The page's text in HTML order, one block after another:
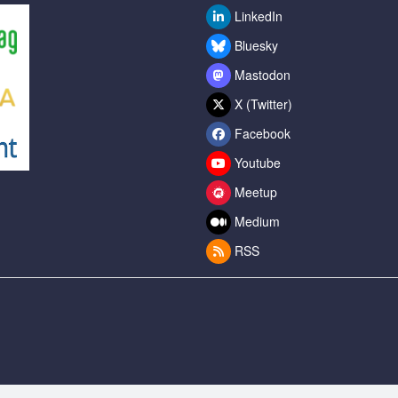
LinkedIn
Bluesky
Mastodon
X (Twitter)
Facebook
Youtube
Meetup
Medium
RSS